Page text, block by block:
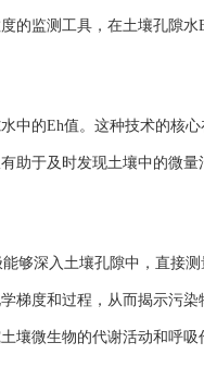
的监测工具，在土壤孔隙水
中的Eh值。这种技术的核
助于及时发现土壤中的微
够深入土壤孔隙中，直接
梯度和过程，从而揭示污染
壤微生物的代谢活动和呼吸